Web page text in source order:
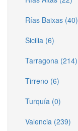
Rías Baixas (40)
Sicilia (6)
Tarragona (214)
Tirreno (6)
Turquía (0)
Valencia (239)